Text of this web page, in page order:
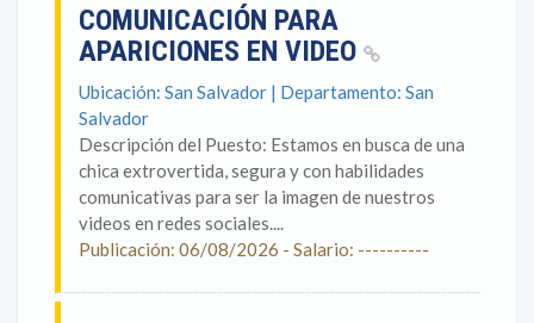
COMUNICACIÓN PARA
APARICIONES EN VIDEO
Ubicación: San Salvador | Departamento: San
Salvador
Descripción del Puesto: Estamos en busca de una
chica extrovertida, segura y con habilidades
comunicativas para ser la imagen de nuestros
videos en redes sociales....
Publicación: 06/08/2026 - Salario: ----------